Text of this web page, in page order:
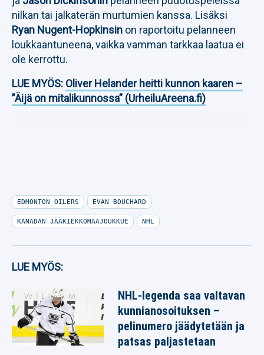
nilkan tai jalkaterän murtumien kanssa. Lisäksi
Ryan Nugent-Hopkinsin on raportoitu pelanneen
loukkaantuneena, vaikka vamman tarkkaa laatua ei
ole kerrottu.
LUE MYÖS: Oliver Helander heitti kunnon kaaren –
”Äijä on mitalikunnossa” (UrheiluAreena.fi)
EDMONTON OILERS EVAN BOUCHARD
KANADAN JÄÄKIEKKOMAAJOUKKUE NHL
LUE MYÖS:
NHL-legenda saa valtavan
kunnianosoituksen –
pelinumero jäädytetään ja
patsas paljastetaan